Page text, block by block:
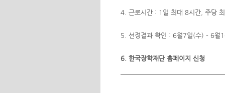
4. 근로시간 : 1일 최대 8시간, 주당
5. 선정결과 확인 : 6월7일(수) - 6월
6. 한국장학재단 홈페이지 신청